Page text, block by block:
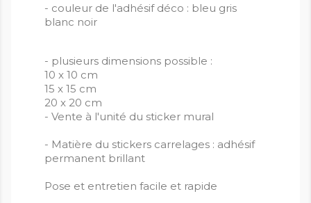
- couleur de l'adhésif déco : bleu gris
blanc noir
- plusieurs dimensions possible :
10 x 10 cm
15 x 15 cm
20 x 20 cm
- Vente à l'unité du sticker mural
- Matière du stickers carrelages : adhésif
permanent brillant
Pose et entretien facile et rapide